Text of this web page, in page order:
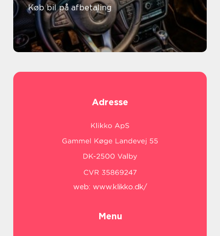
Køb bil på afbetaling
Adresse
web: www.klikko.dk/
Menu